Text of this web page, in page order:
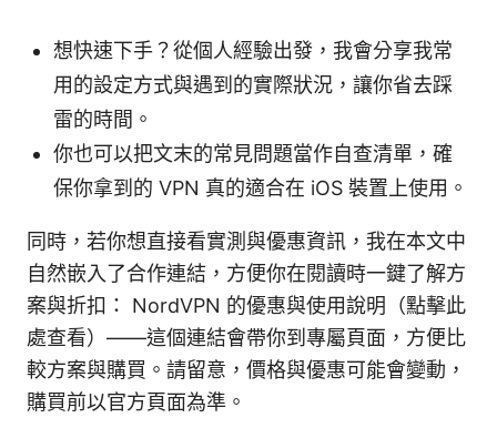
想快速下手？從個人經驗出發，我會分享我常
用的設定方式與遇到的實際狀況，讓你省去踩
雷的時間。
你也可以把文末的常見問題當作自查清單，確
保你拿到的 VPN 真的適合在 iOS 裝置上使用。
同時，若你想直接看實測與優惠資訊，我在本文中
自然嵌入了合作連結，方便你在閱讀時一鍵了解方
案與折扣： NordVPN 的優惠與使用說明（點擊此
處查看）——這個連結會帶你到專屬頁面，方便比
較方案與購買。請留意，價格與優惠可能會變動，
購買前以官方頁面為準。